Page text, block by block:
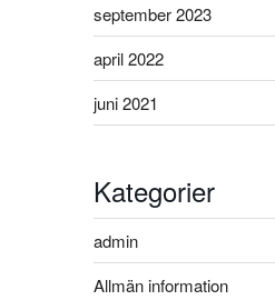
september 2023
april 2022
juni 2021
Kategorier
admin
Allmän information